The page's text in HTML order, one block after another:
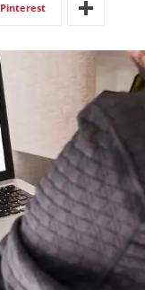
Pinterest